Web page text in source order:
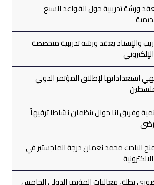
ورشة تدريبية حول القواعد السبع
والإسناد يعقد ورشة تدريبية متخصصة
استعداداتها لإطلاق المؤتمر الدولي
وفريق انا جوال ينظمان نشاطا ترفيهاً
الباحث محمد نعمان درجة الماجستير في